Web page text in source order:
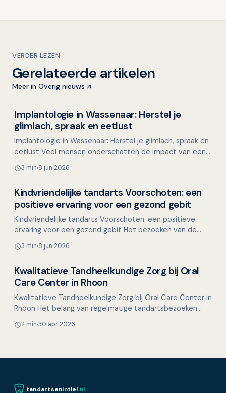
VERDER LEZEN
Gerelateerde artikelen
Meer in Overig nieuws
Overig nieuws
Implantologie in Wassenaar: Herstel je
glimlach, spraak en eetlust
Implantologie in Wassenaar: Herstel je glimlach, spraak en
eetlust Veel mensen onderschatten de impact van een
3 min 8 jun 2026
Overig nieuws
Kindvriendelijke tandarts Voorschoten: een
positieve ervaring voor een gezond gebit
Kindvriendelijke tandarts Voorschoten: een positieve
ervaring voor een gezond gebit Het bezoeken van de
ge…
3 min 8 jun 2026
Overig nieuws
Kwalitatieve Tandheelkundige Zorg bij Oral
Care Center in Rhoon
Kwalitatieve Tandheelkundige Zorg bij Oral Care Center in
Rhoon Het belang van regelmatige tandartsbezoeken
2 min 30 apr 2026
tandartsenintiel.nl